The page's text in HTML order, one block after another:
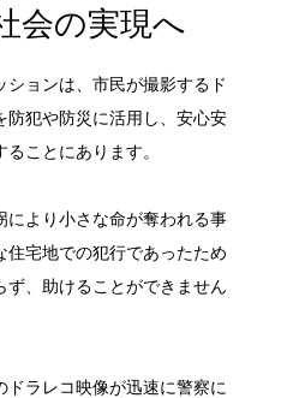
会の実現へ
ションは、市民が撮影するド
防犯や防災に活用し、安心安
ことにあります。
により小さな命が奪われる事
住宅地での犯行であったため
ず、助けることができません
ドラレコ映像が迅速に警察に